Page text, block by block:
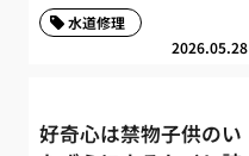
2026.05.28
水道修理
好奇心は禁物子供のい